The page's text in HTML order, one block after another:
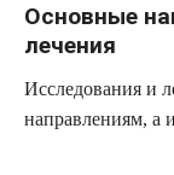
Основные
лечения
Исследования и
направлениям, а